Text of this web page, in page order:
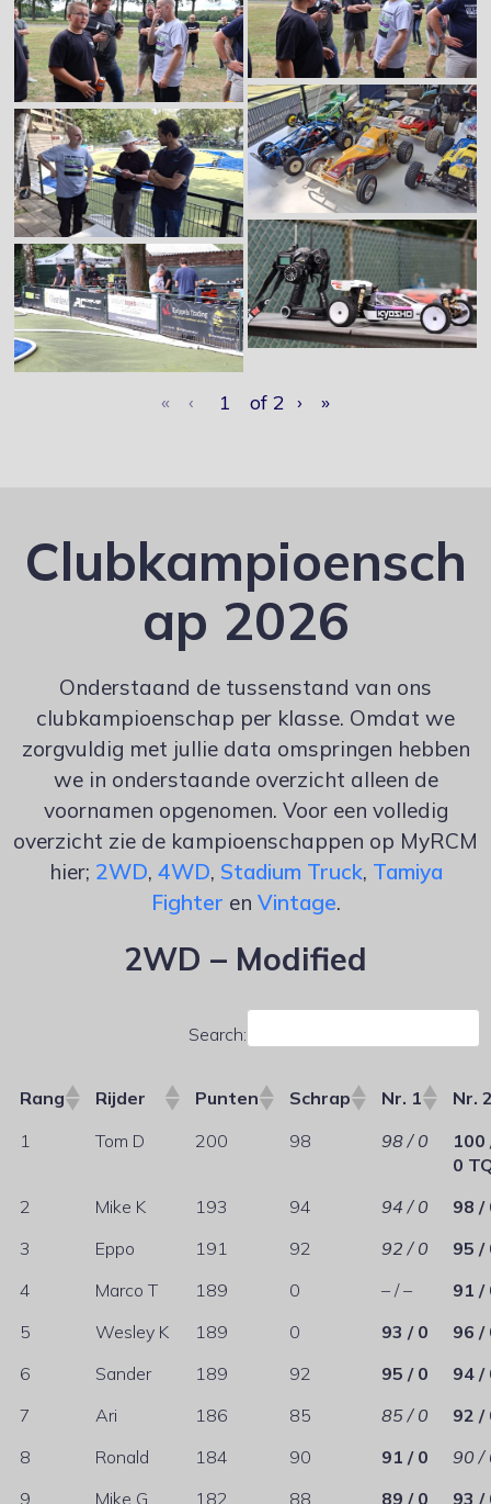
« ‹ of 2 › »
Clubkampioensch
ap 2026
Onderstaand de tussenstand van ons
clubkampioenschap per klasse. Omdat we
zorgvuldig met jullie data omspringen hebben
we in onderstaande overzicht alleen de
voornamen opgenomen. Voor een volledig
overzicht zie de kampioenschappen op MyRCM
hier; 2WD, 4WD, Stadium Truck, Tamiya
Fighter en Vintage.
2WD – Modified
Search:
Rang Rijder Punten Schrap Nr. 1
Nr.
1
Tom D 200 98 98 / 0
100
0
2
Mike K 193 94 94 / 0
98 /
3
Eppo 191 92 92 / 0
95 /
4
Marco T 189 0 – / –
91 /
5
Wesley K 189 0 93 / 0
96 /
6
Sander 189 92 95 / 0
94 /
7
Ari 186 85 85 / 0
92 /
8
Ronald 184 90 91 / 0
90 /
9
Mike G 182 88 89 / 0 93 /